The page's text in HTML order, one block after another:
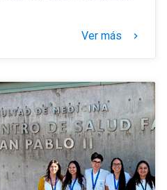
Ver más keyboard_arrow_right